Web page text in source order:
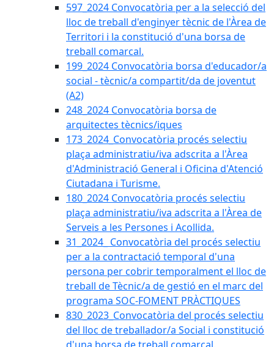
597_2024 Convocatòria per a la selecció del
lloc de treball d'enginyer tècnic de l'Àrea de
Territori i la constitució d'una borsa de
treball comarcal.
199_2024 Convocatòria borsa d'educador/a
social - tècnic/a compartit/da de joventut
(A2)
248_2024 Convocatòria borsa de
arquitectes tècnics/iques
173_2024_Convocatòria procés selectiu
plaça administratiu/iva adscrita a l'Àrea
d'Administració General i Oficina d'Atenció
Ciutadana i Turisme.
180_2024 Convocatòria procés selectiu
plaça administratiu/iva adscrita a l'Àrea de
Serveis a les Persones i Acollida.
31_2024_ Convocatòria del procés selectiu
per a la contractació temporal d'una
persona per cobrir temporalment el lloc de
treball de Tècnic/a de gestió en el marc del
programa SOC-FOMENT PRÀCTIQUES
830_2023_Convocatòria del procés selectiu
del lloc de treballador/a Social i constitució